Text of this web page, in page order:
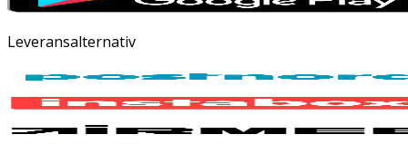
Leveransalternativ